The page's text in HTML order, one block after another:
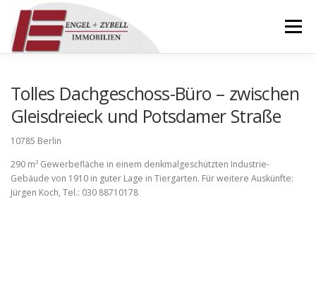
Inhalt
springen
Menü
Tolles Dachgeschoss-Büro – zwischen
Gleisdreieck und Potsdamer Straße
10785 Berlin
290 m² Gewerbefläche in einem denkmalgeschützten Industrie-
Gebäude von 1910 in guter Lage in Tiergarten. Für weitere Auskünfte:
Jürgen Koch, Tel.: 030 88710178